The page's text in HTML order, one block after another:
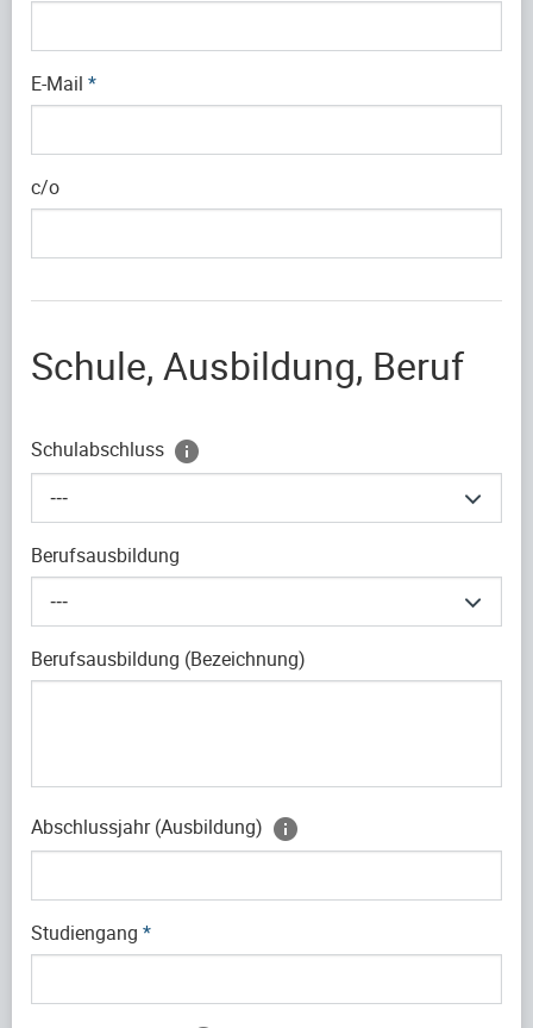
E-Mail *
c/o
Schule, Ausbildung, Beruf
Schulabschluss
---
Berufsausbildung
---
Berufsausbildung (Bezeichnung)
Abschlussjahr (Ausbildung)
Studiengang *